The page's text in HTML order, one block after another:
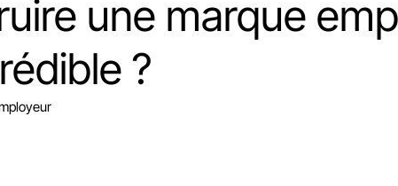
une marque
?